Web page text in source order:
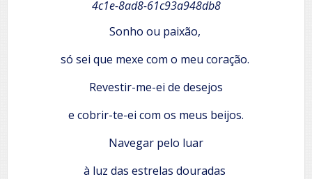
4c1e-8ad8-61c93a948db8
Sonho ou paixão,
só sei que mexe com o meu coração.
Revestir-me-ei de desejos
e cobrir-te-ei com os meus beijos.
Navegar pelo luar
à luz das estrelas douradas